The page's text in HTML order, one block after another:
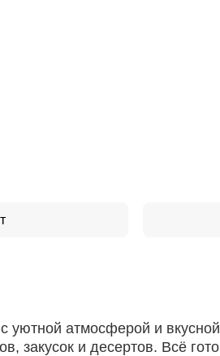
уютной атмосферой и
и десертов. Всё